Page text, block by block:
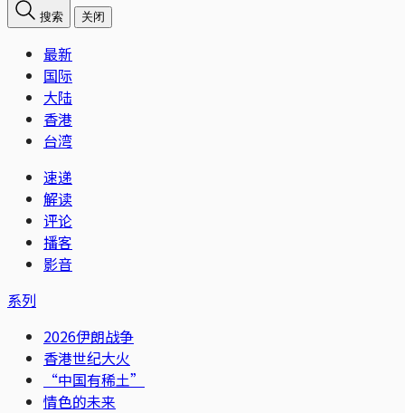
搜索 关闭
最新
国际
大陆
香港
台湾
速递
解读
评论
播客
影音
系列
2026伊朗战争
香港世纪大火
“中国有稀土”
情色的未来